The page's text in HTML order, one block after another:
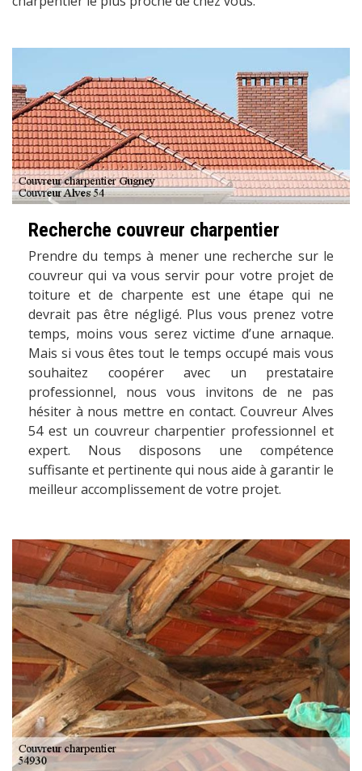
Recherche couvreur charpentier
Prendre du temps à mener une recherche sur le
couvreur qui va vous servir pour votre projet de
toiture et de charpente est une étape qui ne
devrait pas être négligé. Plus vous prenez votre
temps, moins vous serez victime d’une arnaque.
Mais si vous êtes tout le temps occupé mais vous
souhaitez coopérer avec un prestataire
professionnel, nous vous invitons de ne pas
hésiter à nous mettre en contact. Couvreur Alves
54 est un couvreur charpentier professionnel et
expert. Nous disposons une compétence
suffisante et pertinente qui nous aide à garantir le
meilleur accomplissement de votre projet.